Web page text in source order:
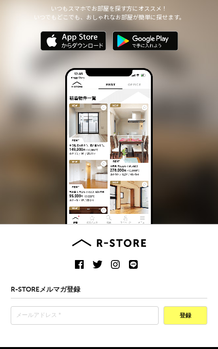
いつもスマホでお部屋を探す方にオススメ！
いつでもどこでも、おしゃれなお部屋が簡単に探せます。
R-STOREメルマガ登録
登録